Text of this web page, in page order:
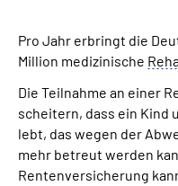
Über uns & Presse
Online-Services
Suche
Pro Jahr erbringt die
Million medizinische
Die Teilnahme an einer
scheitern, dass ein Kind
lebt, das wegen der
mehr betreut werden
Rentenversicherung